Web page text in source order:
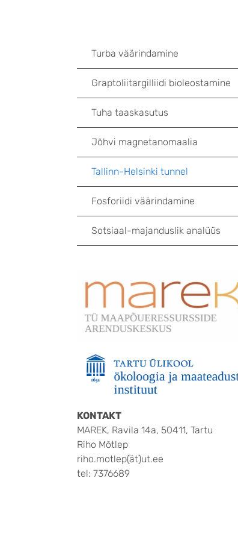
Turba väärindamine
Graptoliitargilliidi bioleostamine
Tuha taaskasutus
Jõhvi magnetanomaalia
Tallinn-Helsinki tunnel
Fosforiidi väärindamine
Sotsiaal-majanduslik analüüs
KONTAKT
MAREK, Ravila 14a, 50411, Tartu
Riho Mõtlep
riho.motlep(ät)ut.ee
tel: 7376689